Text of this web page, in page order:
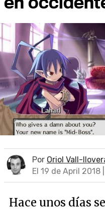
Por Oriol Vall-
El 19 de April 2018
Hace unos días